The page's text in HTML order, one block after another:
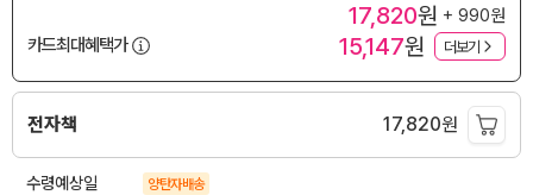
17,820원 + 990원
카드최대혜택가
15,147원 더보기
전자책 17,820원
수령예상일 양탄자배송